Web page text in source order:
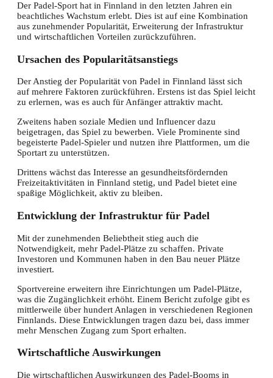
Der Padel-Sport hat in Finnland in den letzten Jahren ein
beachtliches Wachstum erlebt. Dies ist auf eine Kombination
aus zunehmender Popularität, Erweiterung der Infrastruktur
und wirtschaftlichen Vorteilen zurückzuführen.
Ursachen des Popularitätsanstiegs
Der Anstieg der Popularität von Padel in Finnland lässt sich
auf mehrere Faktoren zurückführen. Erstens ist das Spiel leicht
zu erlernen, was es auch für Anfänger attraktiv macht.
Zweitens haben soziale Medien und Influencer dazu
beigetragen, das Spiel zu bewerben. Viele Prominente sind
begeisterte Padel-Spieler und nutzen ihre Plattformen, um die
Sportart zu unterstützen.
Drittens wächst das Interesse an gesundheitsfördernden
Freizeitaktivitäten in Finnland stetig, und Padel bietet eine
spaßige Möglichkeit, aktiv zu bleiben.
Entwicklung der Infrastruktur für Padel
Mit der zunehmenden Beliebtheit stieg auch die
Notwendigkeit, mehr Padel-Plätze zu schaffen. Private
Investoren und Kommunen haben in den Bau neuer Plätze
investiert.
Sportvereine erweitern ihre Einrichtungen um Padel-Plätze,
was die Zugänglichkeit erhöht. Einem Bericht zufolge gibt es
mittlerweile über hundert Anlagen in verschiedenen Regionen
Finnlands. Diese Entwicklungen tragen dazu bei, dass immer
mehr Menschen Zugang zum Sport erhalten.
Wirtschaftliche Auswirkungen
Die wirtschaftlichen Auswirkungen des Padel-Booms in